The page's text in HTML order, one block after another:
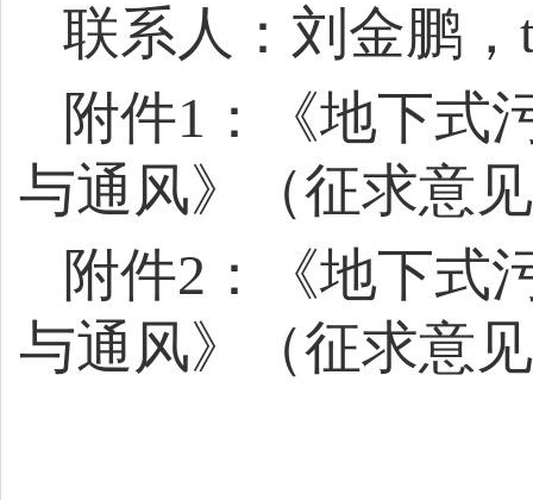
联系人 ： 刘金鹏，
附件1 ：《地下式
与通风》（征求意
附件2 ：《地下式
与通风》（征求意